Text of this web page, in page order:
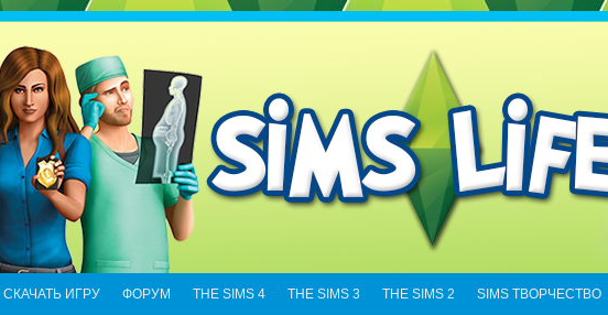
СКАЧАТЬ ИГРУ ФОРУМ THE SIMS 4 THE SIMS 3 THE SIMS 2 SIMS ТВОРЧЕСТВО